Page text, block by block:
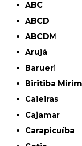
ABC
ABCD
ABCDM
Arujá
Barueri
Biritiba Mirim
Caieiras
Cajamar
Carapicuíba